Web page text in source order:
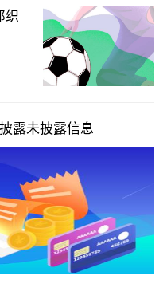
织
露未披露信息